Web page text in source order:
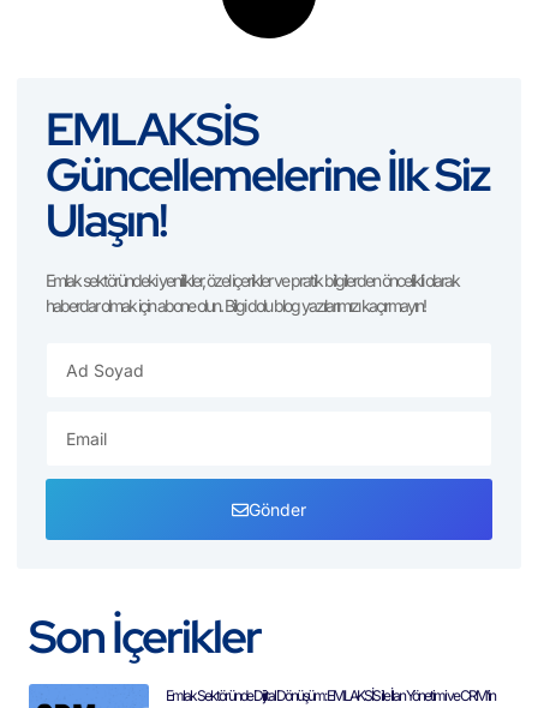
EMLAKSİS
Güncellemelerine İlk Siz
Ulaşın!
Emlak sektöründeki yenilikler, özel içerikler ve pratik bilgilerden öncelikli olarak
haberdar olmak için abone olun. Bilgi dolu blog yazılarımızı kaçırmayın!
Gönder
Son İçerikler
Emlak Sektöründe Dijital Dönüşüm: EMLAKSİS ile İlan Yönetimi ve CRM’in